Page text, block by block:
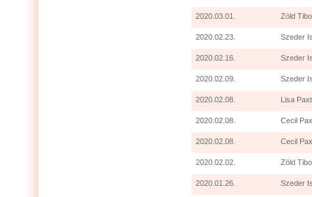
2020.03.01. Zöld
2020.02.23. Szeder
2020.02.16. Szeder
2020.02.09. Szeder
2020.02.08. Lisa
2020.02.08. Cecil
2020.02.08. Cecil
2020.02.02. Zöld
2020.01.26. Szeder